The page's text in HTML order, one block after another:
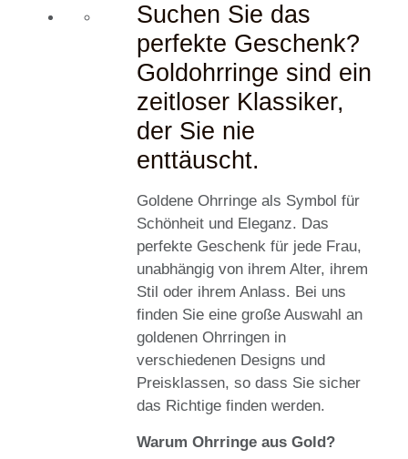
Suchen Sie das
perfekte Geschenk?
Goldohrringe sind ein
zeitloser Klassiker,
der Sie nie
enttäuscht.
Goldene Ohrringe als Symbol für
Schönheit und Eleganz. Das
perfekte Geschenk für jede Frau,
unabhängig von ihrem Alter, ihrem
Stil oder ihrem Anlass. Bei uns
finden Sie eine große Auswahl an
goldenen Ohrringen in
verschiedenen Designs und
Preisklassen, so dass Sie sicher
das Richtige finden werden.
Warum Ohrringe aus Gold?